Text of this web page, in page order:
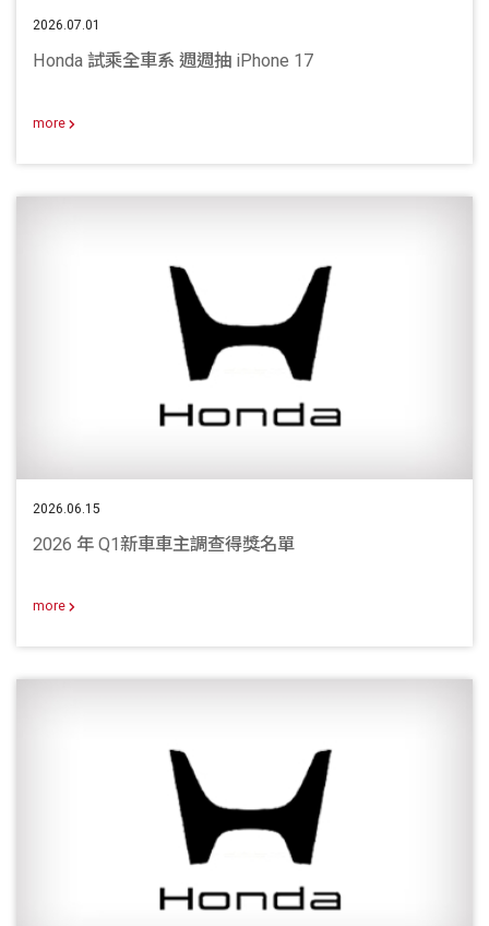
2026.07.01
Honda 試乘全車系 週週抽 iPhone 17
more
2026.06.15
2026 年 Q1新車車主調查得獎名單
more